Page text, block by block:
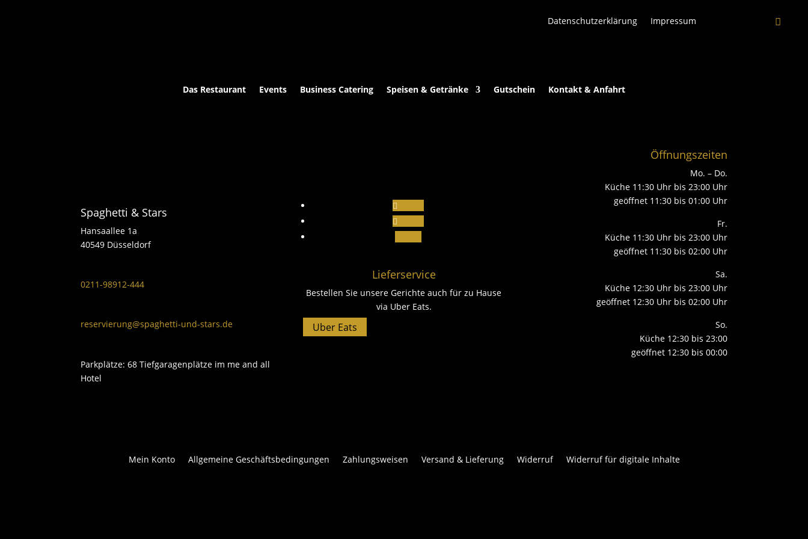
Datenschutzerklärung Impressum
Das Restaurant Events Business Catering Speisen & Getränke Gutschein Kontakt & Anfahrt
Spaghetti & Stars
Hansaallee 1a
40549 Düsseldorf
0211-98912-444
reservierung@spaghetti-und-stars.de
Parkplätze: 68 Tiefgaragenplätze im me and all
Hotel
Lieferservice
Bestellen Sie unsere Gerichte auch für zu Hause
via Uber Eats.
Uber Eats
Öffnungszeiten
Mo. – Do.
Küche 11:30 Uhr bis 23:00 Uhr
geöffnet 11:30 bis 01:00 Uhr
Fr.
Küche 11:30 Uhr bis 23:00 Uhr
geöffnet 11:30 bis 02:00 Uhr
Sa.
Küche 12:30 Uhr bis 23:00 Uhr
geöffnet 12:30 Uhr bis 02:00 Uhr
So.
Küche 12:30 bis 23:00
geöffnet 12:30 bis 00:00
Mein Konto Allgemeine Geschäftsbedingungen Zahlungsweisen Versand & Lieferung Widerruf Widerruf für digitale Inhalte